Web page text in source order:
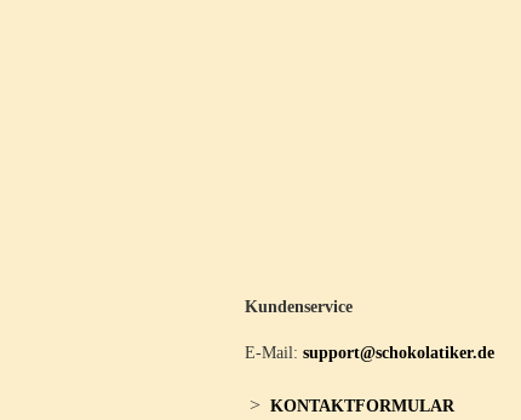
Kundenservice
E-Mail: support@schokolatiker.de
> KONTAKTFORMULAR